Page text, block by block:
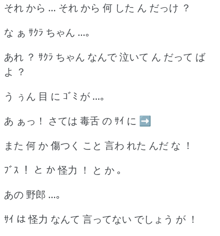
それ から … それ から 何 した ん だっけ ？
な ぁ ｻｸﾗ ちゃん …｡
あれ ？ ｻｸﾗ ちゃん なんで 泣いて ん だって ば
よ ？
う ぅん 目 に ｺﾞﾐ が …｡
あ ぁっ！ さては 毒舌 の ｻｲ に ➡
また 何 か 傷つく こと 言わ れた んだ な ！
ﾌﾞｽ ！ と か 怪力 ！ と か ｡
あの 野郎 …｡
ｻｲ は 怪力 なんて 言ってない でしょう が ！